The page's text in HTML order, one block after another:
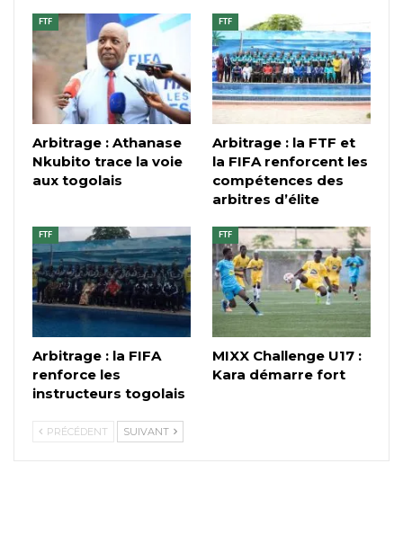
FTF
Arbitrage : Athanase
Nkubito trace la voie
aux togolais
FTF
Arbitrage : la FTF et
la FIFA renforcent les
compétences des
arbitres d’élite
FTF
Arbitrage : la FIFA
renforce les
instructeurs togolais
FTF
MIXX Challenge U17 :
Kara démarre fort
PRÉCÉDENT SUIVANT